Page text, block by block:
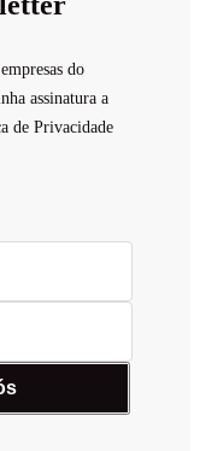
do
assinatura a
de Privacidade